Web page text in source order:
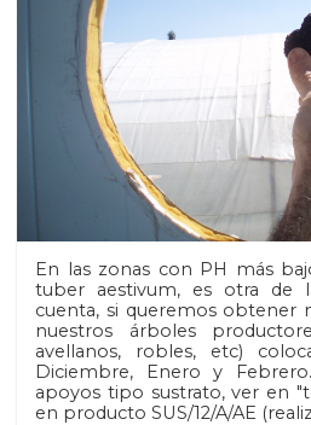
En las zonas con PH más
tuber aestivum, es otra de
cuenta, si queremos obtener
nuestros árboles
avellanos, robles, etc)
Diciembre, Enero y
apoyos tipo sustrato, ver en
en producto SUS/12/A/AE